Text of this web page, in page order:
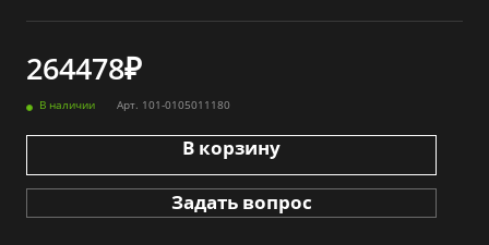
264478₽
В наличии Арт. 101-0105011180
В корзину
Задать вопрос